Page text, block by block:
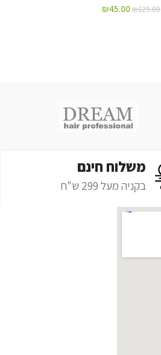
₪129.00
₪45.00
משלוח חינם
בקניה מעל 299 ש"ח